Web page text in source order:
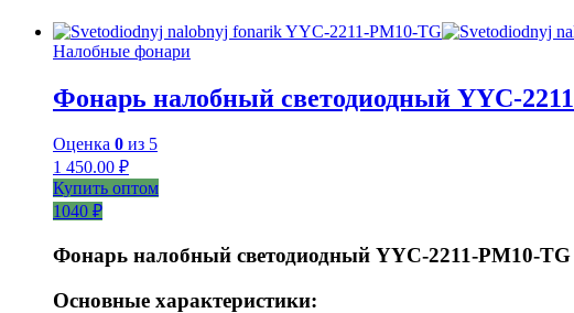
Налобные фонари
Фонарь налобный светодиодный YYC-
Оценка 0 из 5
1 450.00 ₽
Купить оптом
1040 ₽
Фонарь налобный светодиодный YYC-2211-PM10-
Основные характеристики: